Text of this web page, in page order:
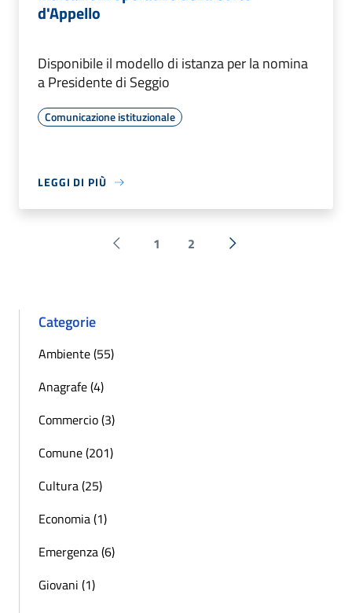
d'Appello
Disponibile il modello di istanza per la nomina
a Presidente di Seggio
Comunicazione istituzionale
LEGGI DI PIÙ
Pagina precedente
1 2 Successiva »
Categorie
Ambiente (55)
Anagrafe (4)
Commercio (3)
Comune (201)
Cultura (25)
Economia (1)
Emergenza (6)
Giovani (1)